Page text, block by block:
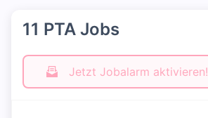
11 PTA Jobs
Jetzt Jobalarm aktivieren!